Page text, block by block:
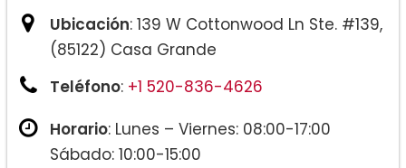
Ubicación: 139 W Cottonwood Ln Ste. #139,
(85122) Casa Grande
Teléfono: +1 520-836-4626
Horario: Lunes – Viernes: 08:00-17:00
Sábado: 10:00-15:00